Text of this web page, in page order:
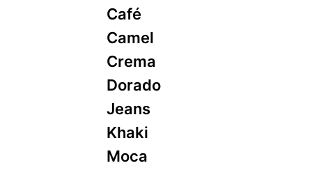
Café
Camel
Crema
Dorado
Jeans
Khaki
Moca